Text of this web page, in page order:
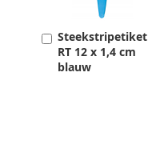
Steekstripetiket
RT 12 x 1,4 cm
blauw
Toevoegen